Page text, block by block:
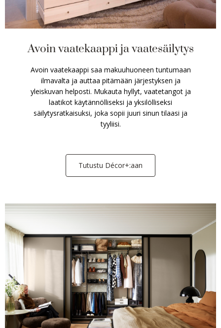
Avoin vaatekaappi ja vaatesäilytys
Avoin vaatekaappi saa makuuhuoneen tuntumaan
ilmavalta ja auttaa pitämään järjestyksen ja
yleiskuvan helposti. Mukauta hyllyt, vaatetangot ja
laatikot käytännölliseksi ja yksilölliseksi
säilytysratkaisuksi, joka sopii juuri sinun tilaasi ja
tyyliisi.
Tutustu Décor+:aan